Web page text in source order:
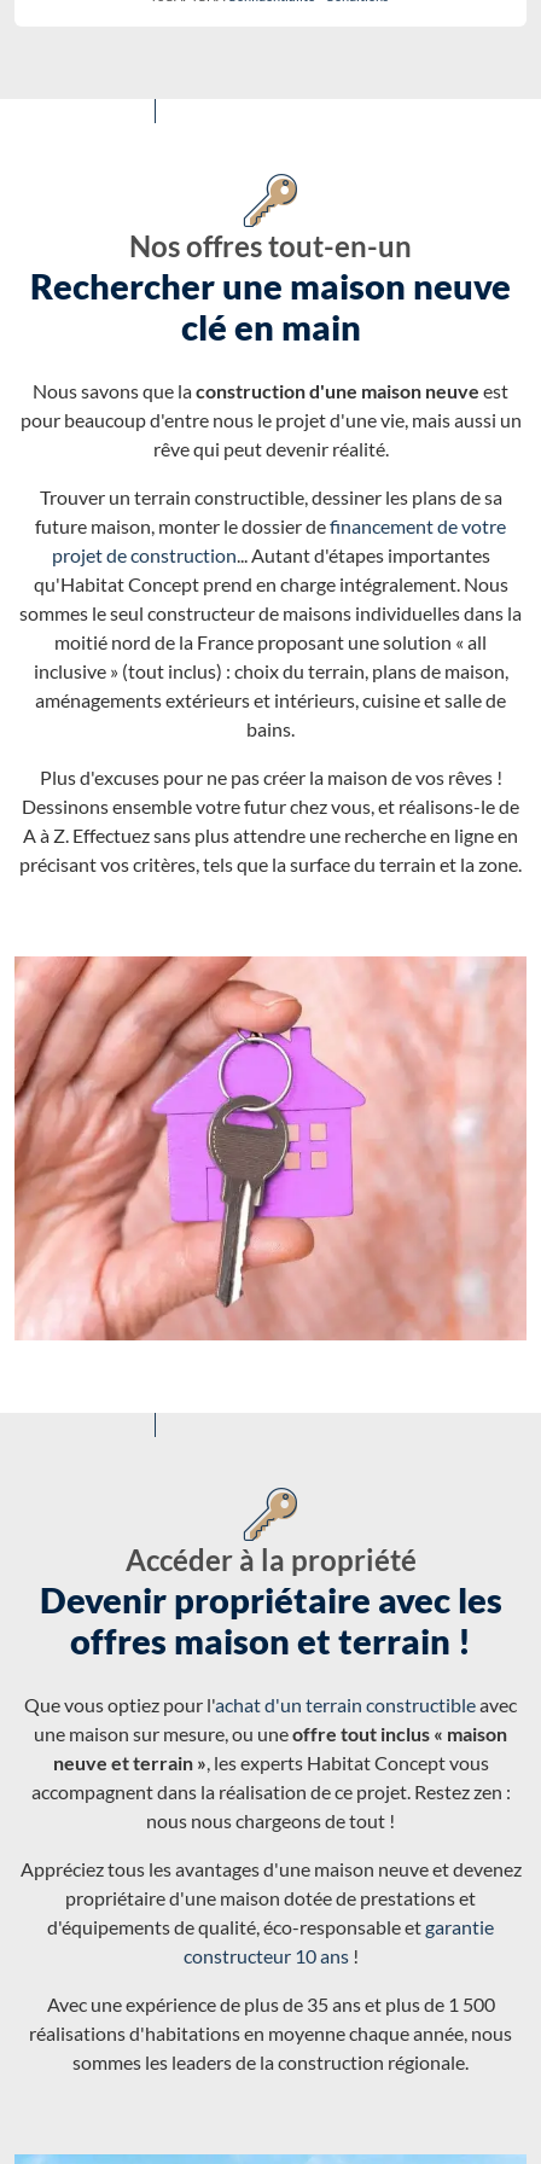
Nos offres tout-en-un
Rechercher une maison neuve
clé en main
Nous savons que laconstruction d'une maison neuve est
pour beaucoup d'entre nous le projet d'une vie, mais aussi un
rêve qui peut devenir réalité.
Trouver un terrain constructible, dessiner les plans de sa
future maison, monter le dossier definancement de votre
projet de construction... Autant d'étapes importantes
qu'Habitat Concept prend en charge intégralement. Nous
sommes le seul constructeur de maisons individuelles dans la
moitié nord de la France proposant une solution « all
inclusive » (tout inclus) : choix du terrain, plans de maison,
aménagements extérieurs et intérieurs, cuisine et salle de
bains.
Plus d'excuses pour ne pas créer la maison de vos rêves !
Dessinons ensemble votre futur chez vous, et réalisons-le de
A à Z. Effectuez sans plus attendre une recherche en ligne en
précisant vos critères, tels que la surface du terrain et la zone.
Accéder à la propriété
Devenir propriétaire avec les
offres maison et terrain !
Que vous optiez pour l'achat d'un terrain constructibleavec
une maison sur mesure, ou uneoffre tout inclus « maison
neuve et terrain », les experts Habitat Concept vous
accompagnent dans la réalisation de ce projet. Restez zen :
nous nous chargeons de tout !
Appréciez tous les avantages d'une maison neuve et devenez
propriétaire d'une maison dotée de prestations et
d'équipements de qualité, éco-responsable etgarantie
constructeur 10 ans!
Avec une expérience de plus de 35 ans et plus de 1 500
réalisations d'habitations en moyenne chaque année, nous
sommes les leaders de la construction régionale.